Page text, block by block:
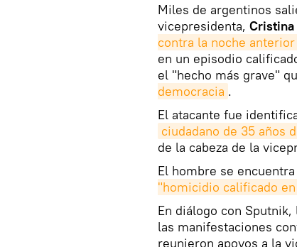
Miles de argentinos
vicepresidenta, Cristina
contra la noche
en un episodio
el "hecho más grave"
democracia .
El atacante fue
ciudadano de 35 años
de la cabeza de la
El hombre se encuentra
"homicidio calificado
En diálogo con
las manifestaciones
reunieron apoyos a la